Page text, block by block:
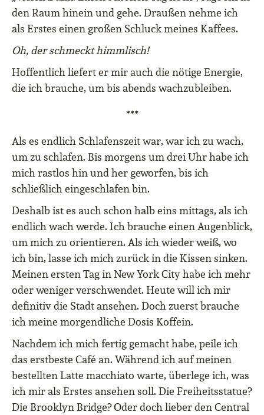
den Raum hinein und gehe. Draußen nehme ich
als Erstes einen großen Schluck meines Kaffees.
Oh, der schmeckt himmlisch!
Hoffentlich liefert er mir auch die nötige Energie,
die ich brauche, um bis abends wachzubleiben.
***
Als es endlich Schlafenszeit war, war ich zu wach,
um zu schlafen. Bis morgens um drei Uhr habe ich
mich rastlos hin und her geworfen, bis ich
schließlich eingeschlafen bin.
Deshalb ist es auch schon halb eins mittags, als ich
endlich wach werde. Ich brauche einen Augenblick,
um mich zu orientieren. Als ich wieder weiß, wo
ich bin, lasse ich mich zurück in die Kissen sinken.
Meinen ersten Tag in New York City habe ich mehr
oder weniger verschwendet. Heute will ich mir
definitiv die Stadt ansehen. Doch zuerst brauche
ich meine morgendliche Dosis Koffein.
Nachdem ich mich fertig gemacht habe, peile ich
das erstbeste Café an. Während ich auf meinen
bestellten Latte macchiato warte, überlege ich, was
ich mir als Erstes ansehen soll. Die Freiheitsstatue?
Die Brooklyn Bridge? Oder doch lieber den Central